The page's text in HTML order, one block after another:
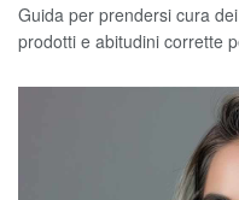
Guida per prendersi cura
prodotti e abitudini corrette